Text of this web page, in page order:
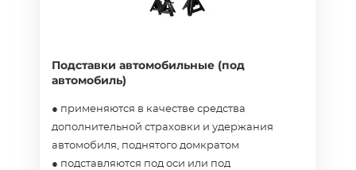
Подставки автомобильные (под
автомобиль)
● применяются в качестве средства
дополнительной страховки и удержания
автомобиля, поднятого домкратом
● подставляются под оси или под